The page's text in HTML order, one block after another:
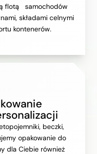
flotą samochodów
składami celnymi
kontenerów.
beczki,
opakowanie do
dla Ciebie również